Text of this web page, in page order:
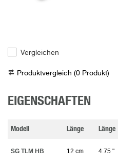
Vergleichen
Produktvergleich (0 Produkt)
EIGENSCHAFTEN
Modell Länge Länge
SG TLM HB 12 cm 4.75 "